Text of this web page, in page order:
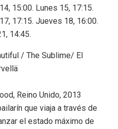
15:00. Lunes 15, 17:15.
17:15. Jueves 18, 16:00.
14:45.
/ The Sublime/ El
Reino Unido, 2013
que viaja a través de
el estado máximo de